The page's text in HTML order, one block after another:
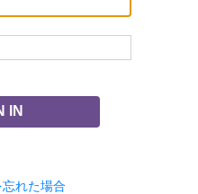
IN
れた場合